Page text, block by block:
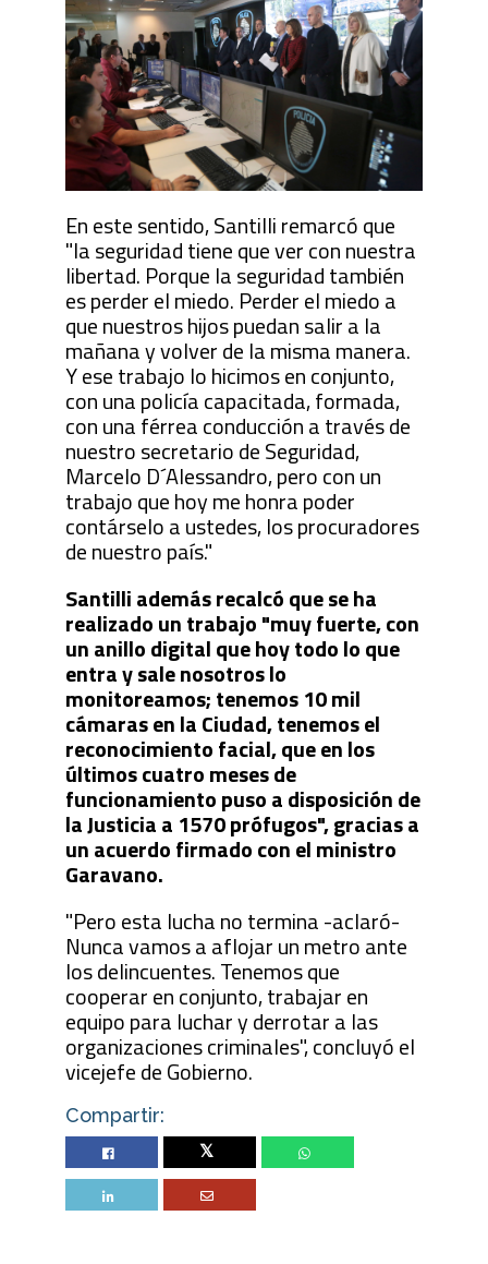
En este sentido, Santilli remarcó que
"la seguridad tiene que ver con nuestra
libertad. Porque la seguridad también
es perder el miedo. Perder el miedo a
que nuestros hijos puedan salir a la
mañana y volver de la misma manera.
Y ese trabajo lo hicimos en conjunto,
con una policía capacitada, formada,
con una férrea conducción a través de
nuestro secretario de Seguridad,
Marcelo D´Alessandro, pero con un
trabajo que hoy me honra poder
contárselo a ustedes, los procuradores
de nuestro país."
Santilli además recalcó que se ha
realizado un trabajo "muy fuerte, con
un anillo digital que hoy todo lo que
entra y sale nosotros lo
monitoreamos; tenemos 10 mil
cámaras en la Ciudad, tenemos el
reconocimiento facial, que en los
últimos cuatro meses de
funcionamiento puso a disposición de
la Justicia a 1570 prófugos", gracias a
un acuerdo firmado con el ministro
Garavano.
"Pero esta lucha no termina -aclaró-
Nunca vamos a aflojar un metro ante
los delincuentes. Tenemos que
cooperar en conjunto, trabajar en
equipo para luchar y derrotar a las
organizaciones criminales", concluyó el
vicejefe de Gobierno.
Compartir:
Twitter